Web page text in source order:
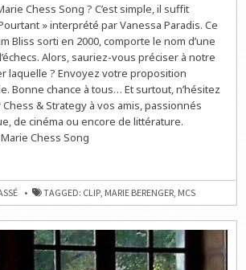
&
MUSIQUE
:
MARIE
CHESS
SONG
N°8
Chess Song ? C’est simple, il suffit
» interprété par Vanessa Paradis. Ce
Bliss sorti en 2000, comporte le nom d’une
Alors, sauriez-vous préciser à notre
laquelle ? Envoyez votre proposition
Bonne chance à tous… Et surtout, n’hésitez
& Strategy à vos amis, passionnés
de cinéma ou encore de littérature.
Chess Song
TAGGED: CLIP MARIE BERENGER MCS